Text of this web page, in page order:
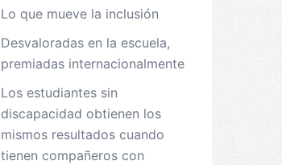
Lo que mueve la inclusión
Desvaloradas en la escuela,
premiadas internacionalmente
Los estudiantes sin
discapacidad obtienen los
mismos resultados cuando
tienen compañeros con